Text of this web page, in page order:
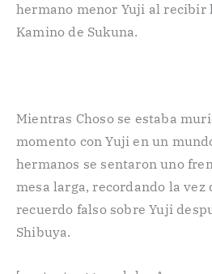
hermano menor Yuji al recibir
Kamino de Sukuna.
Mientras Choso se estaba
momento con Yuji en un
hermanos se sentaron uno
mesa larga, recordando la vez
recuerdo falso sobre Yuji
Shibuya.